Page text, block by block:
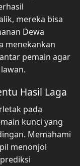
mereka bisa
Dewa
menekankan
pemain agar
Hasil Laga
pada
kunci yang
Memahami
menonjol